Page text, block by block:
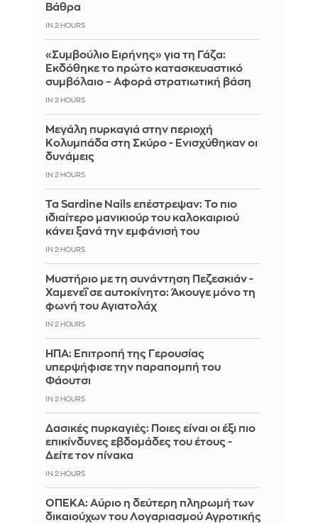
Βάθρα
IN 2 HOURS
«Συμβούλιο Ειρήνης» για τη Γάζα:
Εκδόθηκε το πρώτο κατασκευαστικό
συμβόλαιο – Αφορά στρατιωτική βάση
IN 2 HOURS
Μεγάλη πυρκαγιά στην περιοχή
Κολυμπάδα στη Σκύρο - Ενισχύθηκαν οι
δυνάμεις
IN 2 HOURS
Τα Sardine Nails επέστρεψαν: Το πιο
ιδιαίτερο μανικιούρ του καλοκαιριού
κάνει ξανά την εμφάνισή του
IN 2 HOURS
Μυστήριο με τη συνάντηση Πεζεσκιάν -
Χαμενεΐ σε αυτοκίνητο: Άκουγε μόνο τη
φωνή του Αγιατολάχ
IN 2 HOURS
ΗΠΑ: Επιτροπή της Γερουσίας
υπερψήφισε την παραπομπή του
Φάουτσι
IN 2 HOURS
Δασικές πυρκαγιές: Ποιες είναι οι έξι πιο
επικίνδυνες εβδομάδες του έτους -
Δείτε τον πίνακα
IN 2 HOURS
ΟΠΕΚΑ: Αύριο η δεύτερη πληρωμή των
δικαιούχων του Λογαριασμού Αγροτικής